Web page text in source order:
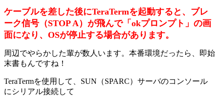
ケーブルを差した後にTeraTermを起動すると、ブレ
ーク信号（STOP A）が飛んで「okプロンプト」の画
面になり、OSが停止する場合があります。
周辺でやらかした輩が数人います。本番環境だったら、即始
末書もんですね！
TeraTermを使用して、SUN（SPARC）サーバのコンソール
にシリアル接続して